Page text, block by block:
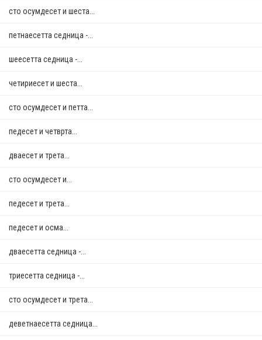
сто осумдесет и шеста...
петнаесетта седница -...
шеесетта седница -...
четириесет и шеста...
сто осумдесет и петта...
педесет и четврта...
дваесет и трета...
сто осумдесет и...
педесет и трета...
педесет и осма...
дваесетта седница -...
триесетта седница -...
сто осумдесет и трета...
деветнаесетта седница...